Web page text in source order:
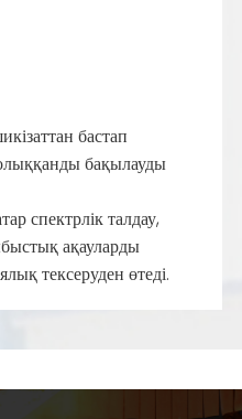
бастап
бақылауды
спектрлік талдау,
ақауларды
тексеруден өтеді.